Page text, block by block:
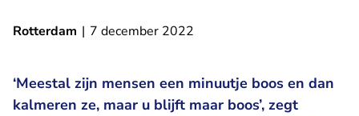
Rotterdam | 7 december 2022
‘Meestal zijn mensen een minuutje boos en dan
kalmeren ze, maar u blijft maar boos’, zegt